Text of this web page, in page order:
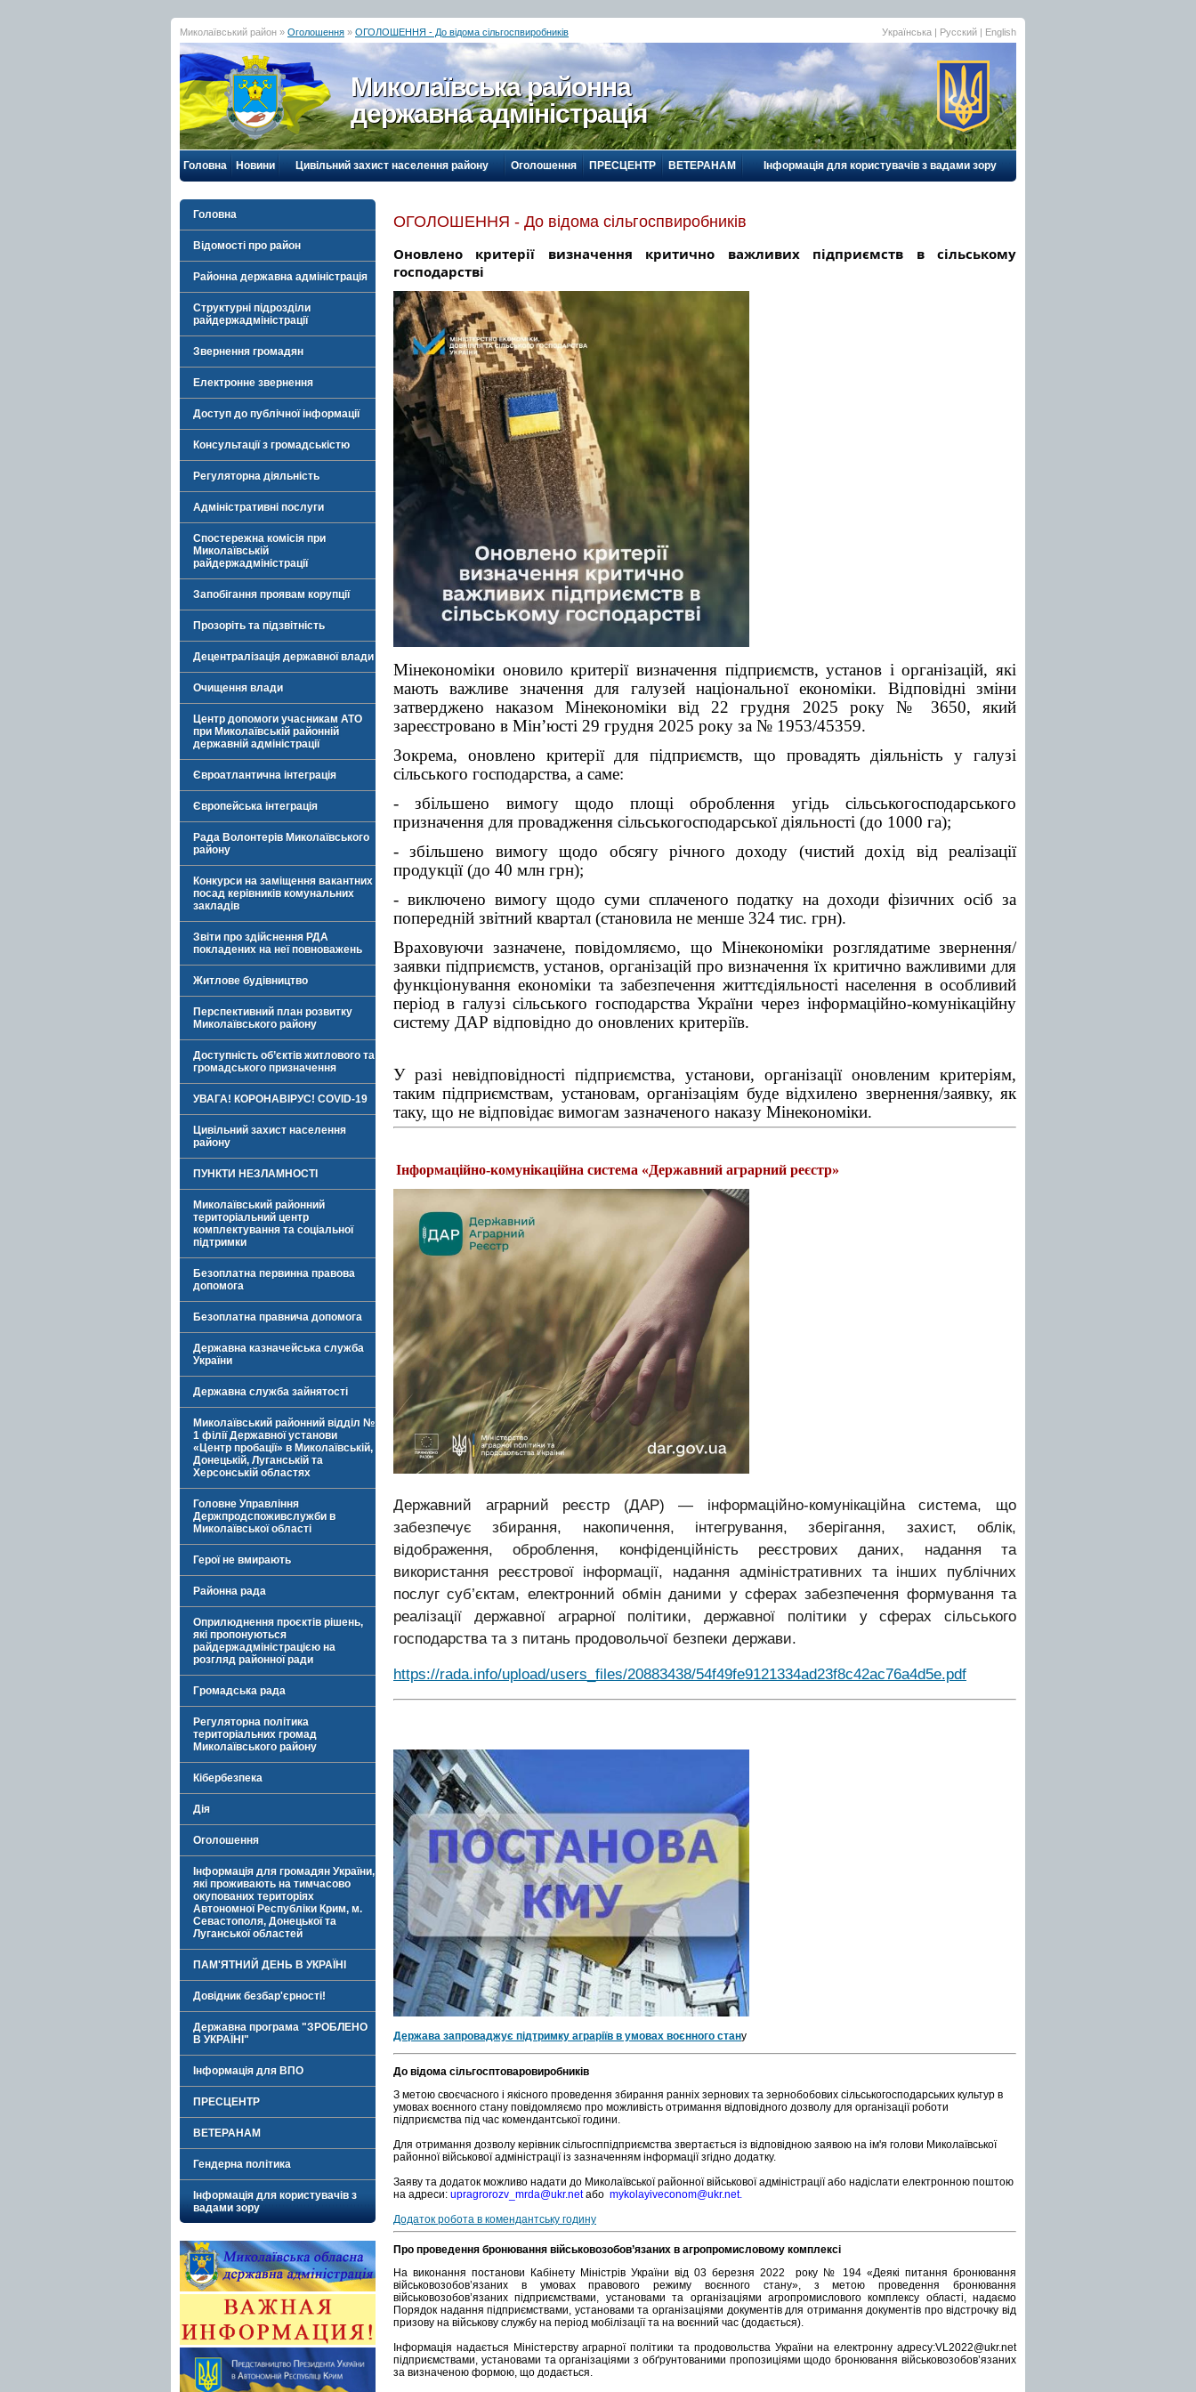
Миколаївський район » Оголошення » ОГОЛОШЕННЯ - До відома сільгоспвиробників Українська | Русский | English
Миколаївська районна
державна адміністрація
Головна Новини Цивільний захист населення району Оголошення ПРЕСЦЕНТР ВЕТЕРАНАМ Інформація для користувачів з вадами зору
Головна
Відомості про район
Районна державна адміністрація
Структурні підрозділи
райдержадміністрації
Звернення громадян
Електронне звернення
Доступ до публічної інформації
Консультації з громадськістю
Регуляторна діяльність
Адміністративні послуги
Спостережна комісія при
Миколаївській
райдержадміністрації
Запобігання проявам корупції
Прозоріть та підзвітність
Децентралізація державної влади
Очищення влади
Центр допомоги учасникам АТО
при Миколаївській районній
державній адміністрації
Євроатлантична інтеграція
Європейська інтеграція
Рада Волонтерів Миколаївського
району
Конкурси на заміщення вакантних
посад керівників комунальних
закладів
Звіти про здійснення РДА
покладених на неї повноважень
Житлове будівництво
Перспективний план розвитку
Миколаївського району
Доступність об’єктів житлового та
громадського призначення
УВАГА! КОРОНАВІРУС! COVID-19
Цивільний захист населення
району
ПУНКТИ НЕЗЛАМНОСТІ
Миколаївський районний
територіальний центр
комплектування та соціальної
підтримки
Безоплатна первинна правова
допомога
Безоплатна правнича допомога
Державна казначейська служба
України
Державна служба зайнятості
Миколаївський районний відділ №
1 філії Державної установи
«Центр пробації» в Миколаївській,
Донецькій, Луганській та
Херсонській областях
Головне Управління
Держпродспоживслужби в
Миколаївської області
Герої не вмирають
Районна рада
Оприлюднення проєктів рішень,
які пропонуються
райдержадміністрацією на
розгляд районної ради
Громадська рада
Регуляторна політика
територіальних громад
Миколаївського району
Кібербезпека
Дія
Оголошення
Інформація для громадян України,
які проживають на тимчасово
окупованих територіях
Автономної Республіки Крим, м.
Севастополя, Донецької та
Луганської областей
ПАМ'ЯТНИЙ ДЕНЬ В УКРАЇНІ
Довідник безбар'єрності!
Державна програма "ЗРОБЛЕНО
В УКРАЇНІ"
Інформація для ВПО
ПРЕСЦЕНТР
ВЕТЕРАНАМ
Гендерна політика
Інформація для користувачів з
вадами зору
ОГОЛОШЕННЯ - До відома сільгоспвиробників
Оновлено критерії визначення критично важливих підприємств в сільському
господарстві
Мінекономіки оновило критерії визначення підприємств, установ і організацій, які
мають важливе значення для галузей національної економіки. Відповідні зміни
затверджено наказом Мінекономіки від 22 грудня 2025 року № 3650, який
зареєстровано в Мін’юсті 29 грудня 2025 року за № 1953/45359.
Зокрема, оновлено критерії для підприємств, що провадять діяльність у галузі
сільського господарства, а саме:
- збільшено вимогу щодо площі оброблення угідь сільськогосподарського
призначення для провадження сільськогосподарської діяльності (до 1000 га);
- збільшено вимогу щодо обсягу річного доходу (чистий дохід від реалізації
продукції (до 40 млн грн);
- виключено вимогу щодо суми сплаченого податку на доходи фізичних осіб за
попередній звітний квартал (становила не менше 324 тис. грн).
Враховуючи зазначене, повідомляємо, що Мінекономіки розглядатиме звернення/
заявки підприємств, установ, організацій про визначення їх критично важливими для
функціонування економіки та забезпечення життєдіяльності населення в особливий
період в галузі сільського господарства України через інформаційно-комунікаційну
систему ДАР відповідно до оновлених критеріїв.
У разі невідповідності підприємства, установи, організації оновленим критеріям,
таким підприємствам, установам, організаціям буде відхилено звернення/заявку, як
таку, що не відповідає вимогам зазначеного наказу Мінекономіки.
Інформаційно-комунікаційна система «Державний аграрний реєстр»
Державний аграрний реєстр (ДАР) — інформаційно-комунікаційна система, що
забезпечує збирання, накопичення, інтегрування, зберігання, захист, облік,
відображення, оброблення, конфіденційність реєстрових даних, надання та
використання реєстрової інформації, надання адміністративних та інших публічних
послуг суб’єктам, електронний обмін даними у сферах забезпечення формування та
реалізації державної аграрної політики, державної політики у сферах сільського
господарства та з питань продовольчої безпеки держави.
https://rada.info/upload/users_files/20883438/54f49fe9121334ad23f8c42ac76a4d5e.pdf
Держава запроваджує підтримку аграріїв в умовах воєнного стану
До відома сільгосптоваровиробників
З метою своєчасного і якісного проведення збирання ранніх зернових та зернобобових сільськогосподарських культур в
умовах воєнного стану повідомляємо про можливість отримання відповідного дозволу для організації роботи
підприємства під час комендантської години.
Для отримання дозволу керівник сільгосппідприємства звертається із відповідною заявою на ім'я голови Миколаївської
районної військової адміністрації із зазначенням інформації згідно додатку.
Заяву та додаток можливо надати до Миколаївської районної військової адміністрації або надіслати електронною поштою
на адреси: upragrorozv_mrda@ukr.net або mykolayiveconom@ukr.net.
Додаток робота в комендантську годину
Про проведення бронювання військовозобов’язаних в агропромисловому комплексі
На виконання постанови Кабінету Міністрів України від 03 березня 2022 року № 194 «Деякі питання бронювання
військовозобов’язаних в умовах правового режиму воєнного стану», з метою проведення бронювання
військовозобов’язаних підприємствами, установами та організаціями агропромислового комплексу області, надаємо
Порядок надання підприємствами, установами та організаціями документів для отримання документів про відстрочку від
призову на військову службу на період мобілізації та на воєнний час (додається).
Інформація надається Міністерству аграрної політики та продовольства України на електронну адресу:VL2022@ukr.net
підприємствами, установами та організаціями з обґрунтованими пропозиціями щодо бронювання військовозобов’язаних
за визначеною формою, що додається.